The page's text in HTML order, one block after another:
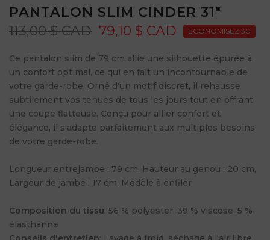
PANTALON SLIM CINDER 31"
113,00 $ CAD 79,10 $ CAD ÉCONOMISEZ 30
Ce pantalon slim de 79 cm allie une silhouette épurée à
un confort optimal, ce qui en fait un incontournable de
votre garde-robe. Orné d'un motif discret, il rehausse
subtilement vos tenues de tous les jours tout en offrant
une coupe flatteuse. Conçu pour allier confort et
élégance, il s'adapte parfaitement aux multiples besoins
de votre garde-robe.
Longueur entrejambe : 79 cm, Hauteur au genou : 20 cm,
Largeur de jambe : 17 cm, Modèle à enfiler
Composition du tissu: 56 % polyester, 39 % viscose, 5 %
élasthanne